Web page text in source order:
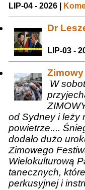
LIP-04 - 2026 |
Dr
LIP-03 -
W
od Sydney i leży
powietrze....
dodało dużo
Zimowego
Wielokulturową
tanecznych,
perkusyjnej i